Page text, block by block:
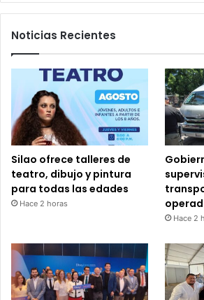
Noticias Recientes
Silao ofrece talleres de
teatro, dibujo y pintura
para todas las edades
Hace 2 horas
Hace 2